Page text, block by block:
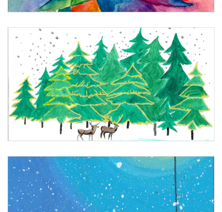
1. Platz: Yara Brauneis, Mittelschule Stift Zwettl, Niederösterreich
2. Platz: Shirina Manikan, Allgemeine Sonderschule Gänserndorf, Niederösterreich